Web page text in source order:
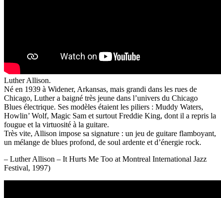
Luther Allison.
Né en 1939 à Widener, Arkansas, mais grandi dans les rues de
Chicago, Luther a baigné très jeune dans l’univers du Chicago
Blues électrique. Ses modèles étaient les piliers : Muddy Waters,
Howlin’ Wolf, Magic Sam et surtout Freddie King, dont il a repris la
fougue et la virtuosité à la guitare.
Très vite, Allison impose sa signature : un jeu de guitare flamboyant,
un mélange de blues profond, de soul ardente et d’énergie rock.
– Luther Allison – It Hurts Me Too at Montreal International Jazz
Festival, 1997)